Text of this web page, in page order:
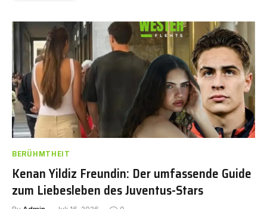
BERÜHMTHEIT
Kenan Yildiz Freundin: Der umfassende Guide
zum Liebesleben des Juventus-Stars